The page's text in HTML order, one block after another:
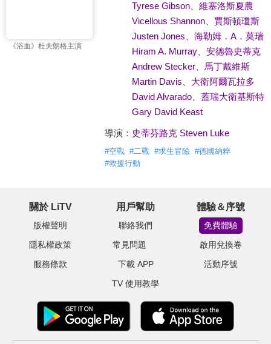
《浴血》杜夫朗格主演
Tyrese Gibson、 維塞洛斯夏農
Vicellous Shannon、 賈斯頓瓊斯
Justen Jones
海勒姆．A．莫瑞
Hiram A. Murray、 安德魯史蒂克
Andrew Stecker、 馬丁戴維斯
Martin Davis
大衛阿爾瓦拉多
David Alvarado、 蓋瑞大衛基斯特
Gary David Keast
導演： 史蒂芬路克 Steven Luke
#空戰 #二戰 #求生冒險 #德國納粹
#救援行動
關於 LiTV
版權聲明
隱私權政策
服務條款
用戶幫助
聯絡我們
常見問題
下載 APP
TV 使用教學
體驗＆序號
免費體驗
啟用兌換卷
活動序號